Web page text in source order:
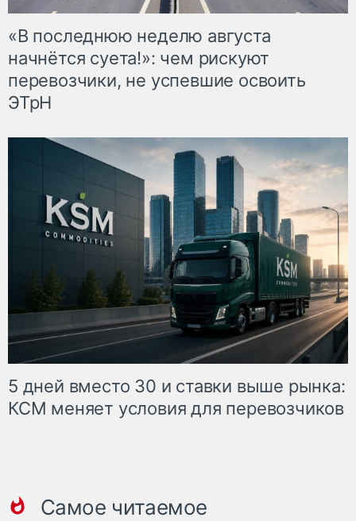
«В последнюю неделю августа
начнётся суета!»: чем рискуют
перевозчики, не успевшие освоить
ЭТрН
5 дней вместо 30 и ставки выше рынка:
КСМ меняет условия для перевозчиков
Самое читаемое